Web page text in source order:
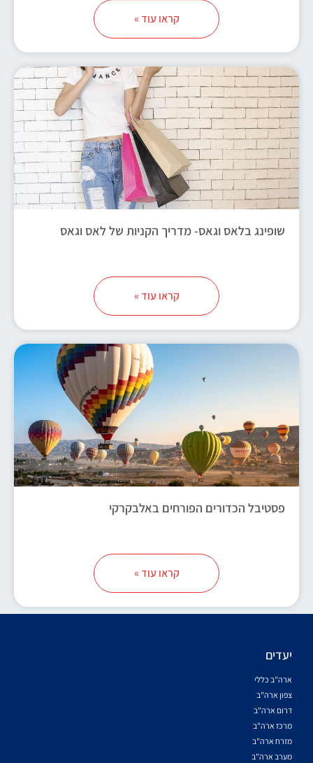
קראו עוד »
שופינג בלאס וגאס- מדריך הקניות של לאס וגאס
קראו עוד »
פסטיבל הכדורים הפורחים באלבקרקי
קראו עוד »
יעדים
ארה"ב כללי
צפון ארה"ב
דרום ארה"ב
מרכז ארה"ב
מזרח ארה"ב
מערב ארה"ב